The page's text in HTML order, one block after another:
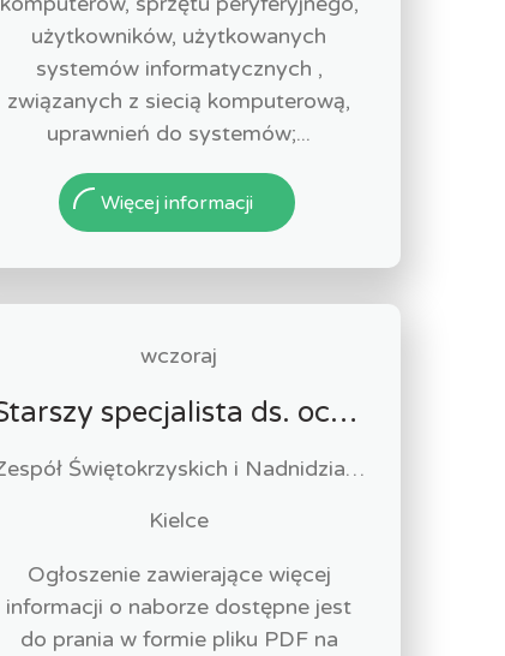
użytkowników, użytkowanych
systemów informatycznych ,
związanych z siecią komputerową,
uprawnień do systemów;...
Więcej informacji
wczoraj
Starszy specjalista ds. ochrony przyrody w ramach projektu odtworzenie sieci alei wierzbowo-lipowych oraz ochrona czynna owadów poprzez przywrócenie integralności siedlisk i zachowanie bioróżnorodnośc
Zespół Świętokrzyskich i Nadnidziańskich Parków Krajobrazowych w Kielcach, ul. Łódzka 244 Kielce
Kielce
Ogłoszenie zawierające więcej
informacji o naborze dostępne jest
do prania w formie pliku PDF na